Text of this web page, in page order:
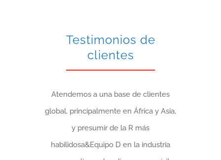
Testimonios de
clientes
Atendemos a una base de clientes
global, principalmente en África y Asia,
y presumir de la R más
habilidosa&Equipo D en la industria